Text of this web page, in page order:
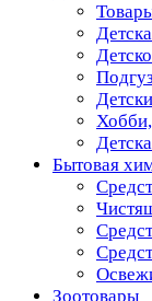
Хобби,
Бытовая
Зоотовары